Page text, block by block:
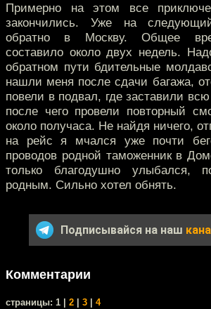
Примерно на этом все
закончились. Уже на
обратно в Москву. Общее
составило около двух недель.
обратном пути бдительные
нашли меня после сдачи багажа,
повели в подвал, где заставили
после чего провели повторный
около получаса. Не найдя ничего,
на рейс я мчался уже почти
проводов родной таможенник в
только благодушно улыбался,
родным. Сильно хотел обнять.
Подписывайся на наш
Комментарии
cтраницы: 1 | 2 3 4